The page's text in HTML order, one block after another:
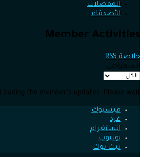
المفضلات
الأصدقاء
Member Activities
خلاصة RSS
استعراض:
Loading the member’s updates. Please wait.
فيسبوك
غرد
انستغرام
يوتيوب
تيك توك